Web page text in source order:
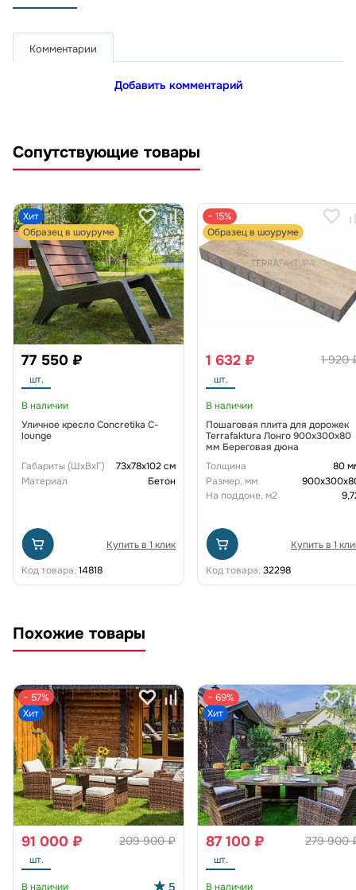
Комментарии
Добавить комментарий
Сопутствующие товары
Хит
Образец в шоуруме
77 550 ₽
шт.
В наличии
Уличное кресло Concretika C-
lounge
Габариты (ШxВxГ)
73х78х102 см
Материал
Бетон
Купить в 1 клик
Код товара: 14818
− 15%
Образец в шоуруме
1 920
1 632 ₽
шт.
В наличии
Пошаговая плита для дорожек
Terrafaktura Лонго 900х300х80
мм Береговая дюна
Толщина
80
Размер, мм
На поддоне, м2
Купить в 1
Код товара: 32298
Похожие товары
− 57%
Хит
209 900 ₽
91 000 ₽
шт.
В наличии 5
− 69%
Хит
279 900
87 100 ₽
шт.
В наличии